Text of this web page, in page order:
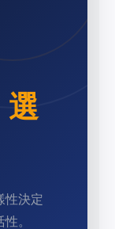
選
性決定
。